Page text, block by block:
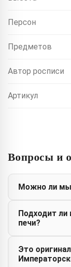
Персон
Предметов
Автор росписи
Артикул
Вопросы и
Можно ли
Подходит ли
печи?
Это